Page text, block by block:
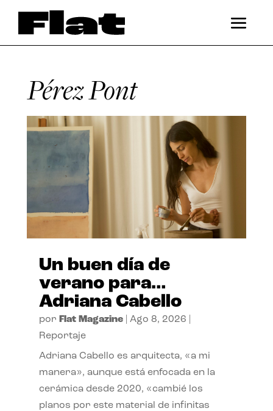
Pérez Pont
Un buen día de
verano para…
Adriana Cabello
por Flat Magazine| Ago 8, 2026
Reportaje
Adriana Cabello es arquitecta, «a mi
manera», aunque está enfocada en la
cerámica desde 2020, «cambié los
planos por este material de infinitas